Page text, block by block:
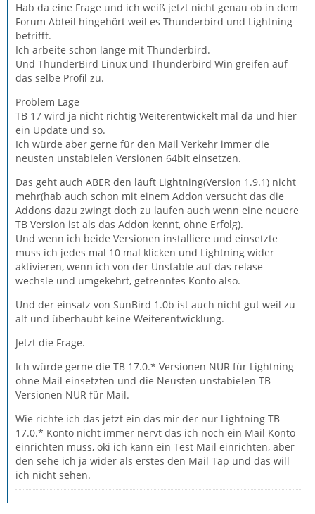
Hab da eine Frage und ich weiß jetzt nicht genau ob in dem
Forum Abteil hingehört weil es Thunderbird und Lightning
betrifft.
Ich arbeite schon lange mit Thunderbird.
Und ThunderBird Linux und Thunderbird Win greifen auf
das selbe Profil zu.
Problem Lage
TB 17 wird ja nicht richtig Weiterentwickelt mal da und hier
ein Update und so.
Ich würde aber gerne für den Mail Verkehr immer die
neusten unstabielen Versionen 64bit einsetzen.
Das geht auch ABER den läuft Lightning(Version 1.9.1) nicht
mehr(hab auch schon mit einem Addon versucht das die
Addons dazu zwingt doch zu laufen auch wenn eine neuere
TB Version ist als das Addon kennt, ohne Erfolg).
Und wenn ich beide Versionen installiere und einsetzte
muss ich jedes mal 10 mal klicken und Lightning wider
aktivieren, wenn ich von der Unstable auf das relase
wechsle und umgekehrt, getrenntes Konto also.
Und der einsatz von SunBird 1.0b ist auch nicht gut weil zu
alt und überhaubt keine Weiterentwicklung.
Jetzt die Frage.
Ich würde gerne die TB 17.0.* Versionen NUR für Lightning
ohne Mail einsetzten und die Neusten unstabielen TB
Versionen NUR für Mail.
Wie richte ich das jetzt ein das mir der nur Lightning TB
17.0.* Konto nicht immer nervt das ich noch ein Mail Konto
einrichten muss, oki ich kann ein Test Mail einrichten, aber
den sehe ich ja wider als erstes den Mail Tap und das will
ich nicht sehen.